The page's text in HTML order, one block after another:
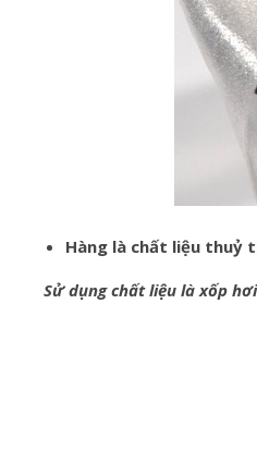
Hàng là chất liệu thuỷ
Sử dụng chất liệu là xốp